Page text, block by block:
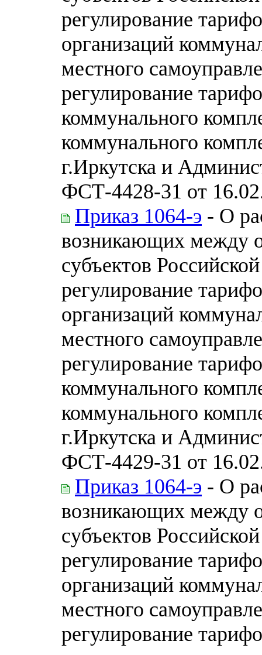
регулирование
организаций
местного
регулирование
коммунального
коммунального
г.Иркутска и
ФСТ-4428-31 от
Приказ 1064-э - О
возникающих между
субъектов
регулирование
организаций
местного
регулирование
коммунального
коммунального
г.Иркутска и
ФСТ-4429-31 от
Приказ 1064-э - О
возникающих между
субъектов
регулирование
организаций
местного
регулирование